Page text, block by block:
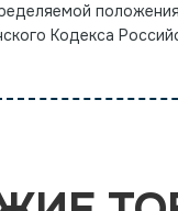
Кодекса